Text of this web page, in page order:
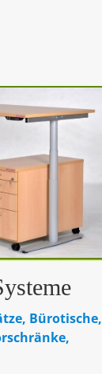
Bürotische,